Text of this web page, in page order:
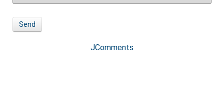
Send
JComments